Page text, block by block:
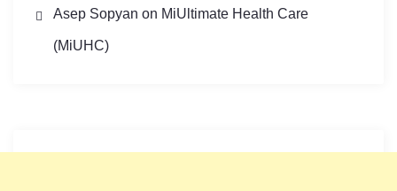
Asep Sopyan on MiUltimate Health Care
(MiUHC)